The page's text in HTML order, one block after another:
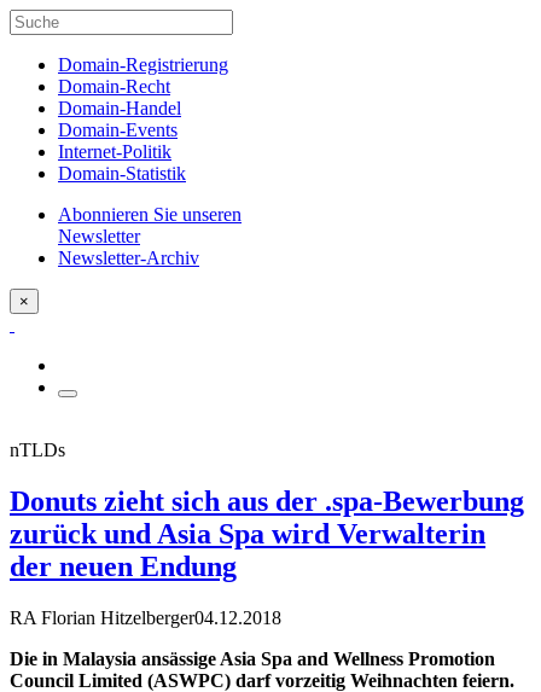
Domain-Registrierung
Domain-Recht
Domain-Handel
Domain-Events
Internet-Politik
Domain-Statistik
Abonnieren Sie unseren
Newsletter
Newsletter-Archiv
×
nTLDs
Donuts zieht sich aus der .spa-Bewerbung
zurück und Asia Spa wird Verwalterin
der neuen Endung
RA Florian Hitzelberger04.12.2018
Die in Malaysia ansässige Asia Spa and Wellness Promotion
Council Limited (ASWPC) darf vorzeitig Weihnachten feiern.